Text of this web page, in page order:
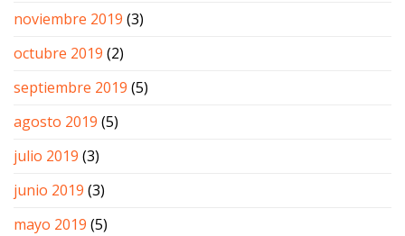
noviembre 2019 (3)
octubre 2019 (2)
septiembre 2019 (5)
agosto 2019 (5)
julio 2019 (3)
junio 2019 (3)
mayo 2019 (5)